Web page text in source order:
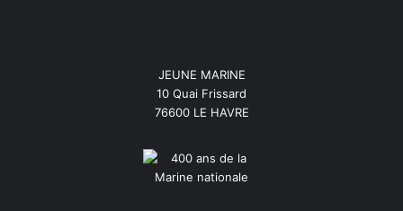
JEUNE MARINE
10 Quai Frissard
76600 LE HAVRE